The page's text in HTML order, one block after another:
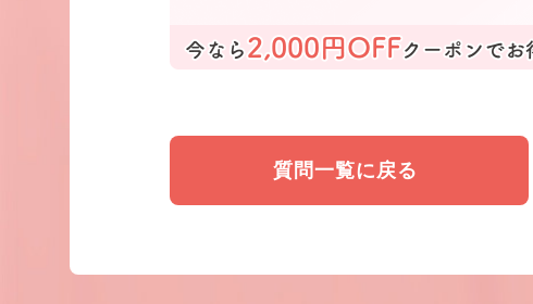
質問一覧に戻る